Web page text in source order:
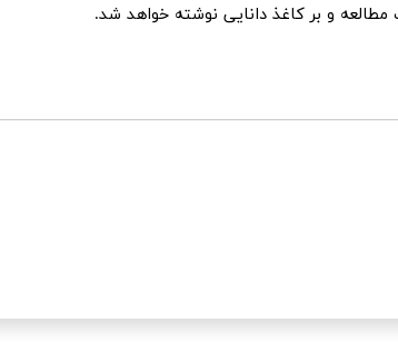
و بر کاغذ دانایی نوشته خواهد شد.